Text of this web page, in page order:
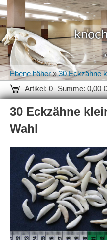
Artikel: 0 Summe: 0,00 €
Ebene höher»30 Eckzähne
30 Eckzähne
Wahl